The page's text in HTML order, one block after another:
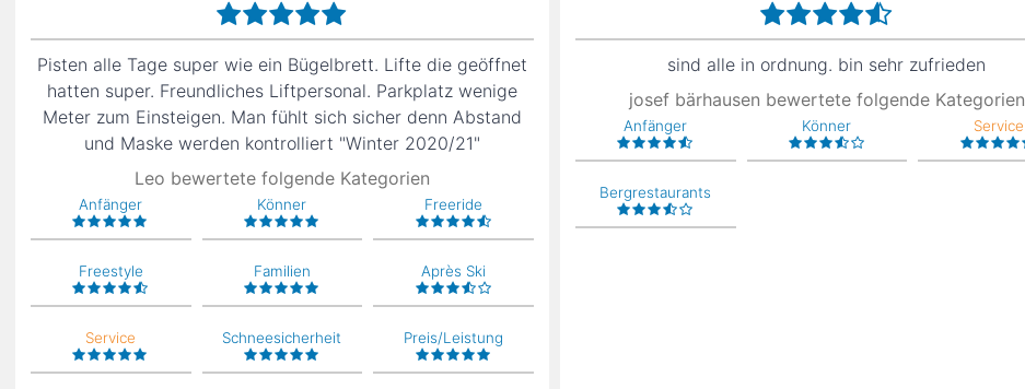
Pisten alle Tage super wie ein Bügelbrett. Lifte die geöffnet
hatten super. Freundliches Liftpersonal. Parkplatz wenige
Meter zum Einsteigen. Man fühlt sich sicher denn Abstand
und Maske werden kontrolliert "Winter 2020/21"
Leo bewertete folgende Kategorien
Anfänger Könner Freeride
Freestyle Familien Après Ski
Service Schneesicherheit Preis/Leistung
sind alle in ordnung. bin sehr zufrieden
josef bärhausen bewertete folgende Kategorien
Anfänger Könner Service
Bergrestaurants